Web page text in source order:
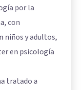
por la
con
niños y adultos,
en psicología
tratado a